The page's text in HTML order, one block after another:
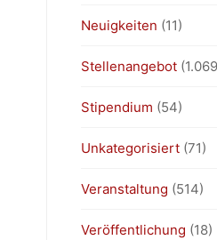
Neuigkeiten (11)
Stellenangebot
Stipendium (54)
Unkategorisiert(71)
Veranstaltung (514)
Veröffentlichung (18)